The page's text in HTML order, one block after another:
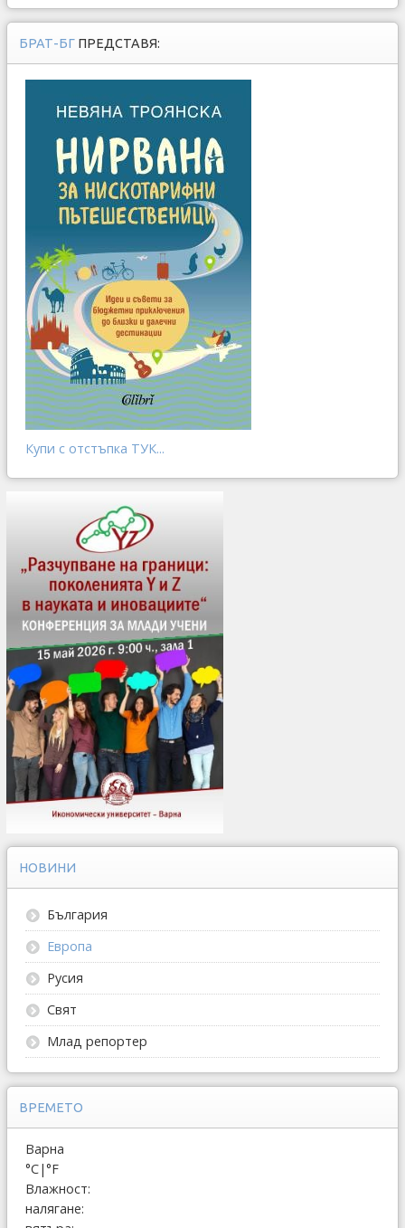
БРАТ-БГ ПРЕДСТАВЯ:
Купи с отстъпка ТУК...
НОВИНИ
България
Европа
Русия
Свят
Млад репортер
ВРЕМЕТО
Варна
°C|°F
Влажност:
налягане: